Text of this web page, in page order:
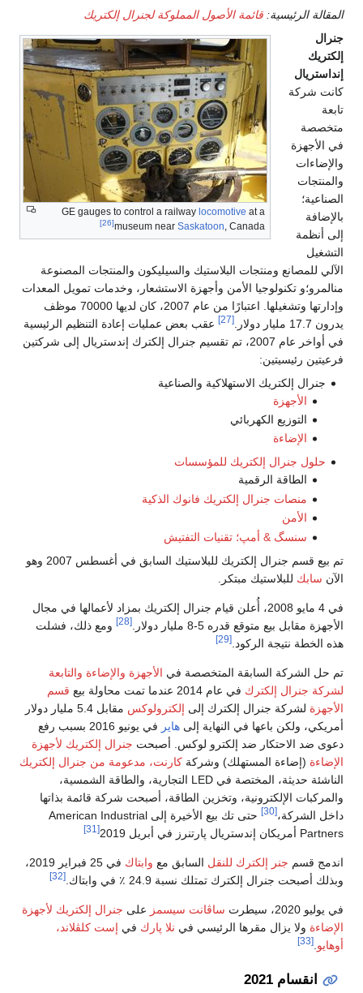
المقالة الرئيسية: قائمة الأصول المملوكة لجنرال إلكتريك
GE gauges to control a railway locomotive at a
museum near Saskatoon , Canada
[26]
جنرال
إلكتريك
إنداستريال
كانت شركة
تابعة
متخصصة
في الأجهزة
والإضاءات
والمنتجات
الصناعية؛
بالإضافة
إلى أنظمة
التشغيل
الآلي للمصانع ومنتجات البلاستيك والسيليكون والمنتجات المصنوعة
منالمرو؛و تكنولوجيا الأمن وأجهزة الاستشعار، وخدمات تمويل المعدات
وإدارتها وتشغيلها. اعتبارًا من عام 2007، كان لديها 70000 موظف
يدرون 17.7 مليار دولار.
[27]
عقب بعض عمليات إعادة التنظيم الرئيسية
في أواخر عام 2007، تم تقسيم جنرال إلكترك إندستريال إلى شركتين
فرعيتين رئيسيتين:
جنرال إلكتريك الاستهلاكية والصناعية
الأجهزة
التوزيع الكهربائي
الإضاءة
حلول جنرال إلكتريك للمؤسسات
الطاقة الرقمية
منصات جنرال إلكتريك فانوك الذكية
الأمن
سنسگ & أمپ؛ تقنيات التفتيش
تم بيع قسم جنرال إلكتريك للبلاستيك السابق في أغسطس 2007 وهو
الآن سابك للبلاستيك مبتكر.
في 4 مايو 2008، أُعلن قيام جنرال إلكتريك بمزاد لأعمالها في مجال
الأجهزة مقابل بيع متوقع قدره 5-8 مليار دولار.
[28]
ومع ذلك، فشلت
هذه الخطة نتيجة الركود. [29]
تم حل الشركة السابقة المتخصصة في الأجهزة والإضاءة والتابعة
لشركة جنرال إلكترك في عام 2014 عندما تمت محاولة بيع
قسم
الأجهزة لشركة جنرال إلكترك إلى إلكترولوكس
مقابل 5.4 مليار دولار
أمريكي، ولكن باعها في النهاية إلى هاير
في يونيو 2016 بسبب رفع
دعوى ضد الاحتكار ضد إلكترو لوكس. أصبحت جنرال إلكتريك لأجهزة
الإضاءة (إضاءة المستهلك) وشركة كارنت، مدعومة من جنرال إلكتريك
الناشئة حديثة، المختصة في LED التجارية، والطاقة الشمسية،
والمركبات الإلكترونية، وتخزين الطاقة، أصبحت شركة قائمة بذاتها
داخل الشركة،[30]
حتى تك بيع الأخيرة إلى American Industrial
Partners أمريكان إندستريال پارتنرز في أبريل 2019
[31]
اندمج قسم جنر إلكترك للنقل السابق مع وابتاك
في 25 فبراير 2019،
وبذلك أصبحت جنرال إلكترك تمتلك نسبة 24.9 ٪ في وابتاك.
[32]
في يوليو 2020، سيطرت ساڤانت سيسمز على جنرال إلكتريك لأجهزة
الإضاءة ولا يزال مقرها الرئيسي في نلا پارك في إست كلڤلاند،
أوهايو [33]
انقسام 2021